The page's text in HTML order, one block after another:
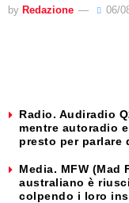
by Redazione 06/
Radio. Audiradio
mentre autoradio
presto per parlare
Media. MFW
australiano è
colpendo i loro